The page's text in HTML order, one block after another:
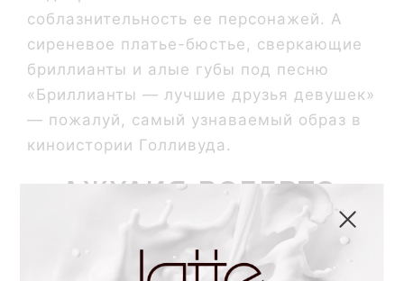
соблазнительность ее персонажей. А
сиреневое платье-бюстье, сверкающие
бриллианты и алые губы под песню
«Бриллианты — лучшие друзья девушек»
— пожалуй, самый узнаваемый образ в
киноистории Голливуда.
Джулия Робертс,
«Красотка» (1990)